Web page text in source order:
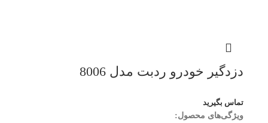
دزدگیر خودرو ردبت مدل 8006
تماس بگیرید
ویژگی‌های محصول: